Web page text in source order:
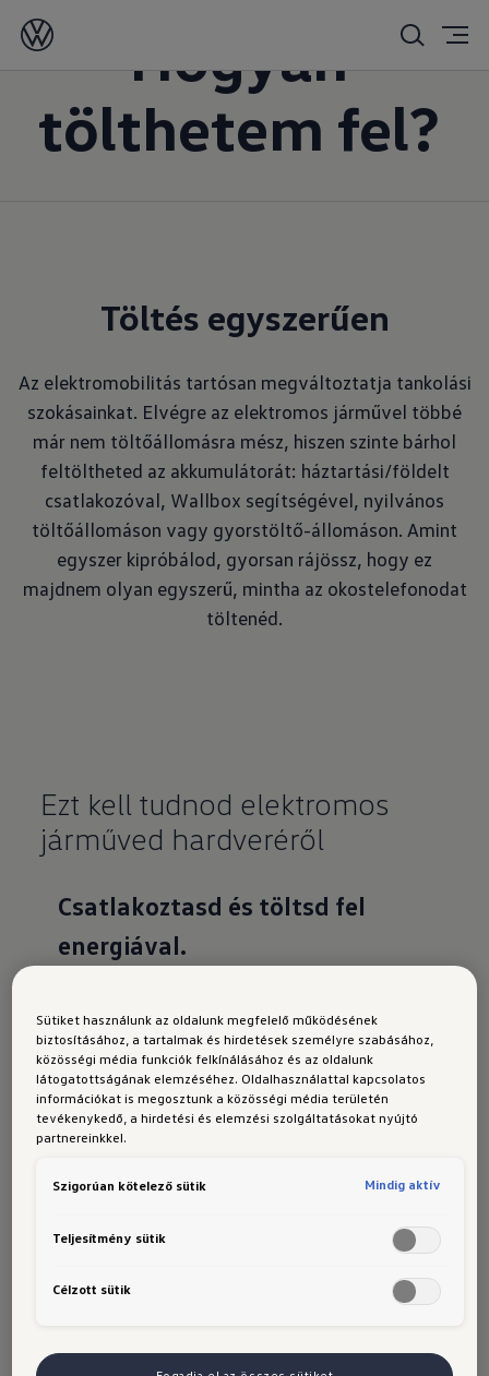
Hogyan
tölthetem fel?
Töltés egyszerűen
Az elektromobilitás tartósan megváltoztatja tankolási
szokásainkat. Elvégre az elektromos járművel többé
már nem töltőállomásra mész, hiszen szinte bárhol
feltöltheted az akkumulátorát: háztartási/földelt
csatlakozóval, Wallbox segítségével, nyilvános
töltőállomáson vagy gyorstöltő-állomáson. Amint
egyszer kipróbálod, gyorsan rájössz, hogy ez
majdnem olyan egyszerű, mintha az okostelefonodat
töltenéd.
Ezt kell tudnod elektromos
járműved hardveréről
Csatlakoztasd és töltsd fel
energiával.
csatlakozó található: ez a Wallbox. Ez
opcionálisan elérhető és akár 11 kW-os
maximális lehetséges töltési teljesítményt
nyújt. Ha elektromos járművedet opcionális
Wallbox készüléken töltöd, csak be kell
járműved töltőaljzatába - és már töltöd is.
töltőállomáson is, amit adott esetben a
munkáltatód biztosít számodra. A töltőkábel
egyszerűen használd a tartalék kábelt, amit
Sütiket használunk az oldalunk megfelelő működésének
biztosításához, a tartalmak és hirdetések személyre szabásához,
közösségi média funkciók felkínálásához és az oldalunk
látogatottságának elemzéséhez. Oldalhasználattal kapcsolatos
információkat is megosztunk a közösségi média területén
tevékenykedő, a hirdetési és elemzési szolgáltatásokat nyújtó
partnereinkkel.
Szigorúan kötelező sütik Mindig aktív
Teljesítmény sütik
Célzott sütik